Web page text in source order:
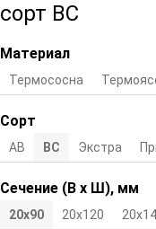
сорт ВС
Материал
Термососна
Сорт
АВ ВС Экстра
Сечение (В х Ш), мм
20х90 20х120